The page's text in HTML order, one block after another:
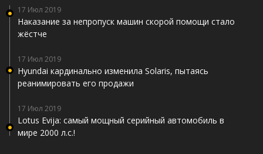
17 Июл 2019
Наказание за непропуск машин скорой помощи стало
жёстче
17 Июл 2019
Hyundai кардинально изменила Solaris, пытаясь
реанимировать его продажи
17 Июл 2019
Lotus Evija: самый мощный серийный автомобиль в
мире 2000 л.с.!